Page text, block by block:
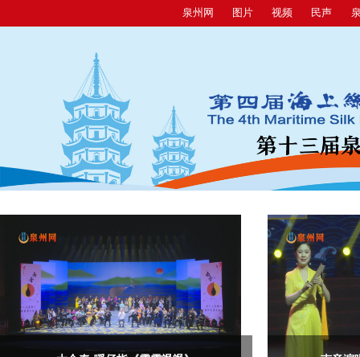
泉州网 图片 视频 民声